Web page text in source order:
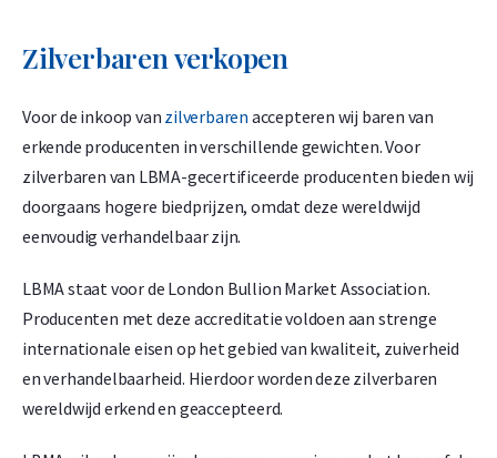
Umicore 100 gram goudbaar
1,50% onder spot
- +
€11.896,60
Umicore 100 gram goudbaar - casted
- +
€11.896,60
Umicore 250 gram goudbaar
1,50% onder spot
Zilverbaren verkopen
Voor de inkoop van zilverbaren accepteren wij baren van
erkende producenten in verschillende gewichten. Voor
zilverbaren van LBMA-gecertificeerde producenten bieden wij
doorgaans hogere biedprijzen, omdat deze wereldwijd
eenvoudig verhandelbaar zijn.
LBMA staat voor de London Bullion Market Association.
Producenten met deze accreditatie voldoen aan strenge
internationale eisen op het gebied van kwaliteit, zuiverheid
en verhandelbaarheid. Hierdoor worden deze zilverbaren
wereldwijd erkend en geaccepteerd.